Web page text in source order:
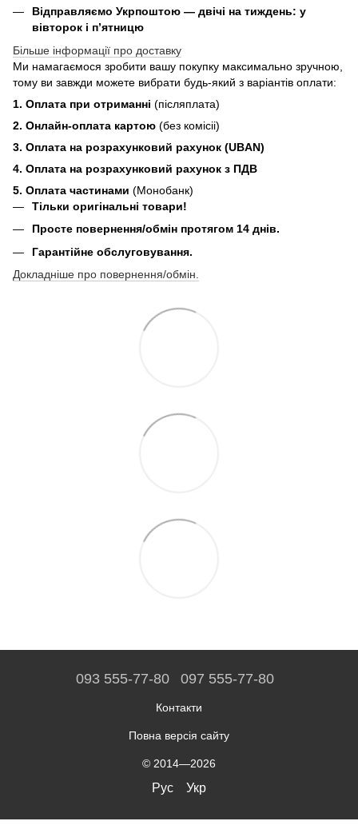
Відправляємо Укрпоштою — двічі на тиждень: у
вівторок і п’ятницю
Більше інформації про доставку
Ми намагаємося зробити вашу покупку максимально зручною,
тому ви завжди можете вибрати будь-який з варіантів оплати:
1. Оплата при отриманні (післяплата)
2. Онлайн-оплата картою (без комісіі)
3. Оплата на розрахунковий рахунок (UBAN)
4. Оплата на розрахунковий рахунок з ПДВ
5. Оплата частинами (Монобанк)
Тільки оригінальні товари!
Просте повернення/обмін протягом 14 днів.
Гарантійне обслуговування.
Докладніше про повернення/обмін.
093 555-77-80 097 555-77-80
Контакти
Повна версія сайту
© 2014—2026
Рус Укр